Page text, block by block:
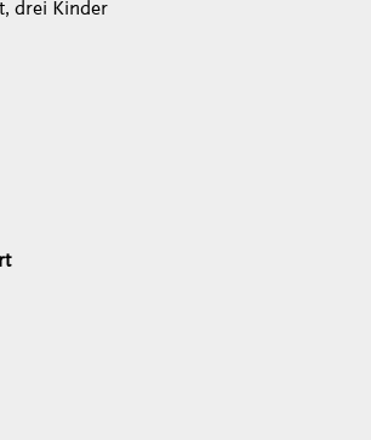
drei Kinder